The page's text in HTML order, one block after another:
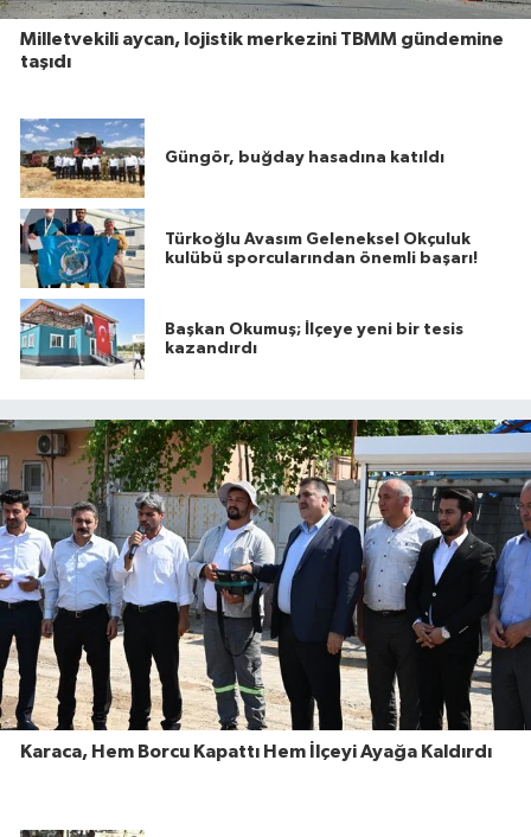
Milletvekili aycan, lojistik merkezini TBMM gündemine
taşıdı
Güngör, buğday hasadına katıldı
Türkoğlu Avasım Geleneksel Okçuluk
kulübü sporcularından önemli başarı!
Başkan Okumuş; İlçeye yeni bir tesis
kazandırdı
Karaca, Hem Borcu Kapattı Hem İlçeyi Ayağa Kaldırdı